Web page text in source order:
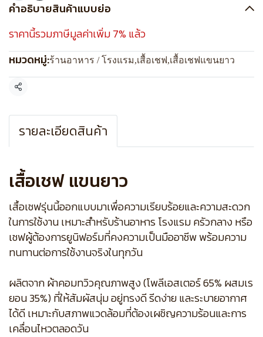
คำอธิบายสินค้าแบบย่อ
ราคานี้รวมภาษีมูลค่าเพิ่ม 7% แล้ว
หมวดหมู่:ร้านอาหาร / โรงแรม,เสื้อเชฟ,เสื้อเชฟแขนยาว
แชร์
รายละเอียดสินค้า
เสื้อเชฟ แขนยาว
เสื้อเชฟรุ่นนี้ออกแบบมาเพื่อความเรียบร้อยและความสะดวก
ในการใช้งาน เหมาะสำหรับร้านอาหาร โรงแรม ครัวกลาง หรือ
เชฟผู้ต้องการยูนิฟอร์มที่คงความเป็นมืออาชีพ พร้อมความ
ทนทานต่อการใช้งานจริงในทุกวัน
ผลิตจาก ผ้าคอมทวิวคุณภาพสูง (โพลีเอสเตอร์ 65% ผสมเร
ยอน 35%) ที่ให้สัมผัสนุ่ม อยู่ทรงดี รีดง่าย และระบายอากาศ
ได้ดี เหมาะกับสภาพแวดล้อมที่ต้องเผชิญความร้อนและการ
เคลื่อนไหวตลอดวัน